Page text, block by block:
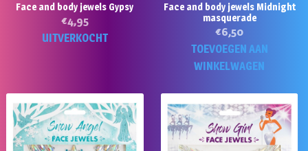
Face and body jewels Gypsy
€4,95
UITVERKOCHT
Face and body jewels Midnight
masquerade
€6,50
TOEVOEGEN AAN
WINKELWAGEN